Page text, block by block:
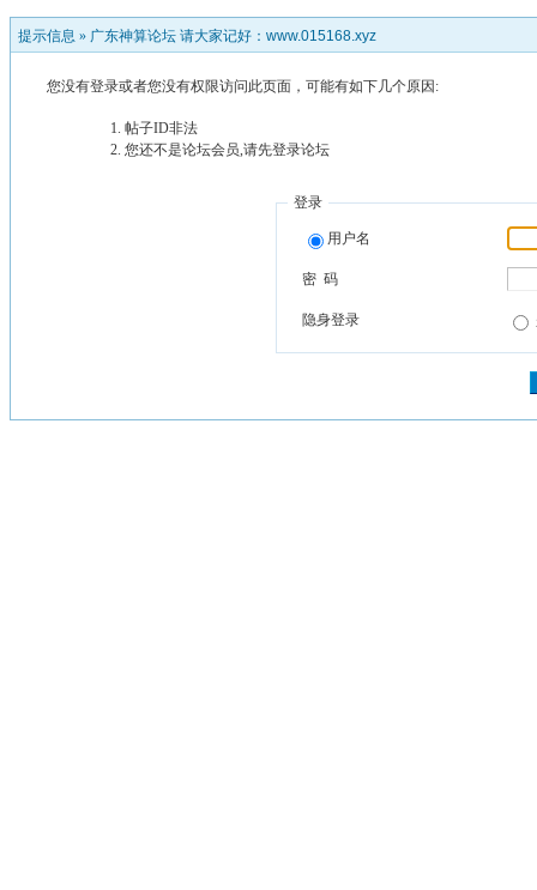
提示信息 » 广东神算论坛 请大家记好：www.015168.xyz
您没有登录或者您没有权限访问此页面，可能有如下几个原因:
帖子ID非法
您还不是论坛会员,请先登录论坛
登录
用户名
密 码
隐身登录